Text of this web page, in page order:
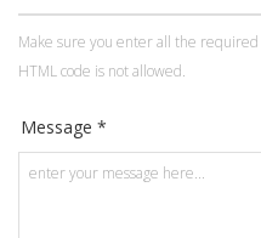
Make sure you enter all the
HTML code is not allowed.
Message *